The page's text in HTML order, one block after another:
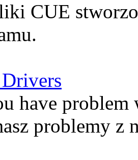
CUE
have
problemy z